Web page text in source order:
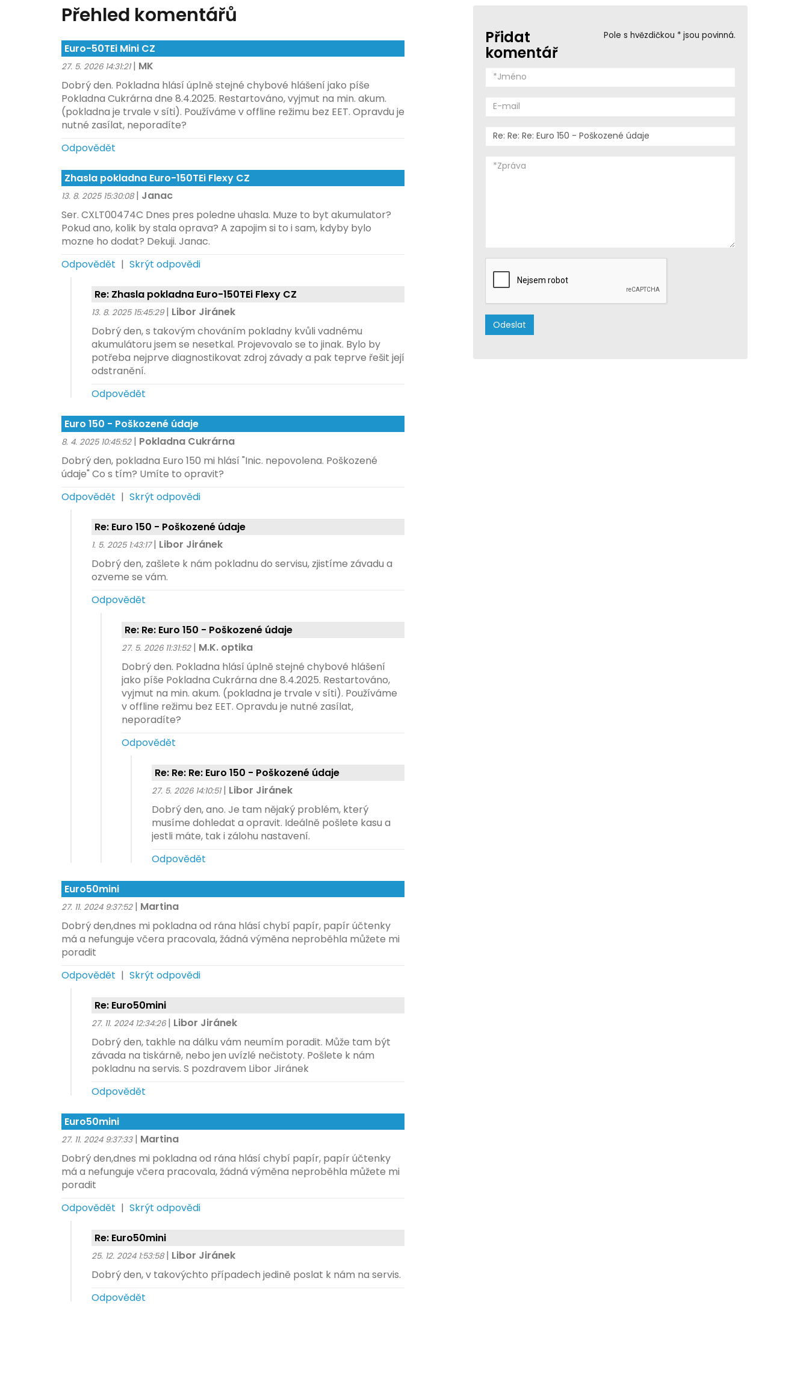
Pole s hvězdičkou * jsou povinná.
Přidat
komentář
Přehled komentářů
Euro-50TEi Mini CZ
27. 5. 2026 14:31:21 | MK
Dobrý den. Pokladna hlásí úplně stejné chybové hlášení jako píše
Pokladna Cukrárna dne 8.4.2025. Restartováno, vyjmut na min. akum.
(pokladna je trvale v síti). Používáme v offline režimu bez EET. Opravdu je
nutné zasílat, neporadíte?
Odpovědět
Zhasla pokladna Euro-150TEi Flexy CZ
13. 8. 2025 15:30:08 | Janac
Ser. CXLT00474C Dnes pres poledne uhasla. Muze to byt akumulator?
Pokud ano, kolik by stala oprava? A zapojim si to i sam, kdyby bylo
mozne ho dodat? Dekuji. Janac.
Odpovědět | Skrýt odpovědi
Re: Zhasla pokladna Euro-150TEi Flexy CZ
13. 8. 2025 15:45:29 | Libor Jiránek
Dobrý den, s takovým chováním pokladny kvůli vadnému
akumulátoru jsem se nesetkal. Projevovalo se to jinak. Bylo by
potřeba nejprve diagnostikovat zdroj závady a pak teprve řešit její
odstranění.
Odpovědět
Euro 150 - Poškozené údaje
8. 4. 2025 10:45:52 | Pokladna Cukrárna
Dobrý den, pokladna Euro 150 mi hlásí "Inic. nepovolena. Poškozené
údaje" Co s tím? Umíte to opravit?
Odpovědět | Skrýt odpovědi
Re: Euro 150 - Poškozené údaje
1. 5. 2025 1:43:17 | Libor Jiránek
Dobrý den, zašlete k nám pokladnu do servisu, zjistíme závadu a
ozveme se vám.
Odpovědět
Re: Re: Euro 150 - Poškozené údaje
27. 5. 2026 11:31:52 | M.K. optika
Dobrý den. Pokladna hlásí úplně stejné chybové hlášení
jako píše Pokladna Cukrárna dne 8.4.2025. Restartováno,
vyjmut na min. akum. (pokladna je trvale v síti). Používáme
v offline režimu bez EET. Opravdu je nutné zasílat,
neporadíte?
Odpovědět
Re: Re: Re: Euro 150 - Poškozené údaje
27. 5. 2026 14:10:51 | Libor Jiránek
Dobrý den, ano. Je tam nějaký problém, který
musíme dohledat a opravit. Ideálně pošlete kasu a
jestli máte, tak i zálohu nastavení.
Odpovědět
Euro50mini
27. 11. 2024 9:37:52 | Martina
Dobrý den,dnes mi pokladna od rána hlásí chybí papír, papír účtenky
má a nefunguje včera pracovala, žádná výměna neproběhla můžete mi
poradit
Odpovědět | Skrýt odpovědi
Re: Euro50mini
27. 11. 2024 12:34:26 | Libor Jiránek
Dobrý den, takhle na dálku vám neumím poradit. Může tam být
závada na tiskárně, nebo jen uvízlé nečistoty. Pošlete k nám
pokladnu na servis. S pozdravem Libor Jiránek
Odpovědět
Euro50mini
27. 11. 2024 9:37:33 | Martina
Dobrý den,dnes mi pokladna od rána hlásí chybí papír, papír účtenky
má a nefunguje včera pracovala, žádná výměna neproběhla můžete mi
poradit
Odpovědět | Skrýt odpovědi
Re: Euro50mini
25. 12. 2024 1:53:58 | Libor Jiránek
Dobrý den, v takovýchto případech jedině poslat k nám na servis.
Odpovědět